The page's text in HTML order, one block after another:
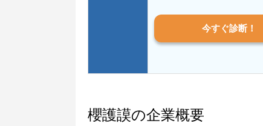
今すぐ診断！
櫻護謨の企業概要